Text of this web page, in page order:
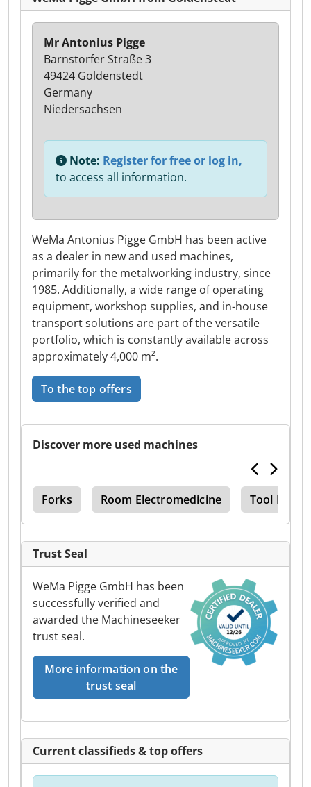
WeMa Antonius Pigge GmbH has been active
as a dealer in new and used machines,
primarily for the metalworking industry, since
1985. Additionally, a wide range of operating
equipment, workshop supplies, and in-house
transport solutions are part of the versatile
portfolio, which is constantly available across
approximately 4,000 m².
To the top offers
Mr Antonius Pigge
Barnstorfer Straße 3
49424 Goldenstedt
Germany
Niedersachsen
Note: Register for free or log in,
to access all information.
Discover more used machines
Forks Room Electromedicine Tool
Trust Seal
WeMa Pigge GmbH has been
successfully verified and
awarded the Machineseeker
trust seal.
More information on the
trust seal
Current classifieds & top offers